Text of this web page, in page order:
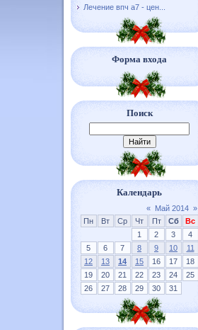
Лечение впч а7 - цен...
Форма входа
Поиск
Календарь
« Май 2014 »
Пн
Вт Ср Чт Пт Сб
Вс
1
2 3
4
5
6 7 8 9 10
11
12
13 14 15 16 17
18
19
20 21 22 23 24
25
26
27 28 29 30 31